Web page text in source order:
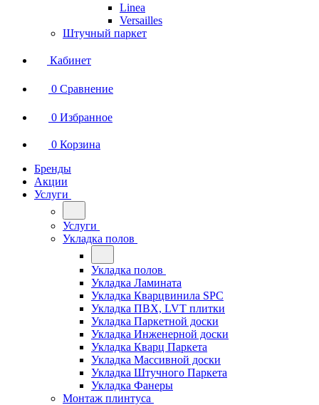
Linea
Versailles
Штучный паркет
Кабинет
0 Сравнение
0 Избранное
0 Корзина
Бренды
Акции
Услуги
Услуги
Укладка полов
Укладка полов
Укладка Ламината
Укладка Кварцвинила SPC
Укладка ПВХ, LVT плитки
Укладка Паркетной доски
Укладка Инженерной доски
Укладка Кварц Паркета
Укладка Массивной доски
Укладка Штучного Паркета
Укладка Фанеры
Монтаж плинтуса